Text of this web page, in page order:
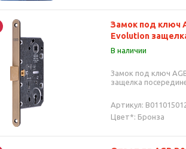
Замок под ключ
Evolution
В наличии
Замок под ключ
защелка
Артикул:
Цвет*: Бронза